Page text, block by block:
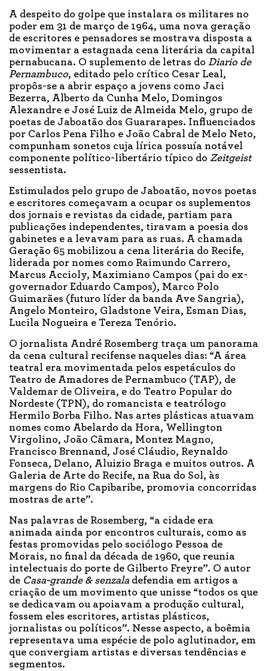
A despeito do golpe que instalara os militares no
poder em 31 de março de 1964, uma nova geração
de escritores e pensadores se mostrava disposta a
movimentar a estagnada cena literária da capital
pernabucana. O suplemento de letras do Diario de
Pernambuco, editado pelo crítico Cesar Leal,
propôs-se a abrir espaço a jovens como Jaci
Bezerra, Alberto da Cunha Melo, Domingos
Alexandre e José Luiz de Almeida Melo, grupo de
poetas de Jaboatão dos Guararapes. Influenciados
por Carlos Pena Filho e João Cabral de Melo Neto,
compunham sonetos cuja lírica possuía notável
componente político-libertário típico do Zeitgeist
sessentista.
Estimulados pelo grupo de Jaboatão, novos poetas
e escritores começavam a ocupar os suplementos
dos jornais e revistas da cidade, partiam para
publicações independentes, tiravam a poesia dos
gabinetes e a levavam para as ruas. A chamada
Geração 65 mobilizou a cena literária do Recife,
liderada por nomes como Raimundo Carrero,
Marcus Accioly, Maximiano Campos (pai do ex-
governador Eduardo Campos), Marco Polo
Guimarães (futuro líder da banda Ave Sangria),
Angelo Monteiro, Gladstone Veira, Esman Dias,
Lucila Nogueira e Tereza Tenório.
O jornalista André Rosemberg traça um panorama
da cena cultural recifense naqueles dias: “A área
teatral era movimentada pelos espetáculos do
Teatro de Amadores de Pernambuco (TAP), de
Valdemar de Oliveira, e do Teatro Popular do
Nordeste (TPN), do romancista e teatrólogo
Hermilo Borba Filho. Nas artes plásticas atuavam
nomes como Abelardo da Hora, Wellington
Virgolino, João Câmara, Montez Magno,
Francisco Brennand, José Cláudio, Reynaldo
Fonseca, Delano, Aluizio Braga e muitos outros. A
Galeria de Arte do Recife, na Rua do Sol, às
margens do Rio Capibaribe, promovia concorridas
mostras de arte”.
Nas palavras de Rosemberg, “a cidade era
animada ainda por encontros culturais, como as
festas promovidas pelo sociólogo Pessoa de
Morais, no final da década de 1960, que reunia
intelectuais do porte de Gilberto Freyre”. O autor
de Casa-grande & senzala defendia em artigos a
criação de um movimento que unisse “todos os que
se dedicavam ou apoiavam a produção cultural,
fossem eles escritores, artistas plásticos,
jornalistas ou políticos”. Nesse aspecto, a boêmia
representava uma espécie de polo aglutinador, em
que convergiam artistas e diversas tendências e
segmentos.